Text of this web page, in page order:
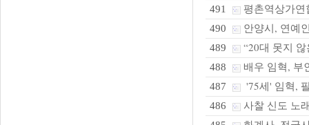
491 평촌역상가연
490 안양시, 연예
489 “20대 못지
488 배우 임혁,
487 '75세' 임혁,
486 사찰 신도 노